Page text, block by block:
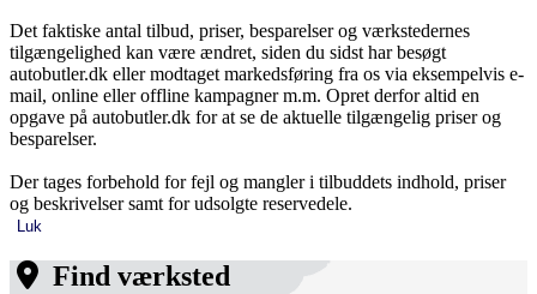
Det faktiske antal tilbud, priser, besparelser og værkstedernes
tilgængelighed kan være ændret, siden du sidst har besøgt
autobutler.dk eller modtaget markedsføring fra os via eksempelvis e-
mail, online eller offline kampagner m.m. Opret derfor altid en
opgave på autobutler.dk for at se de aktuelle tilgængelig priser og
besparelser.
Der tages forbehold for fejl og mangler i tilbuddets indhold, priser
og beskrivelser samt for udsolgte reservedele.
Luk
Find værksted